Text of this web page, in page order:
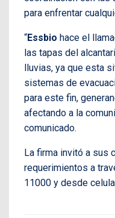
para enfrentar
“Essbio hace el
las tapas del
lluvias, ya que esta
sistemas de
para este fin,
afectando a la
comunicado.
La firma invitó a sus
requerimientos a
11000 y desde